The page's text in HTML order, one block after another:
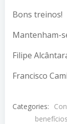
Bons treinos!
Mantenham-
Filipe
Francisco
Categories: